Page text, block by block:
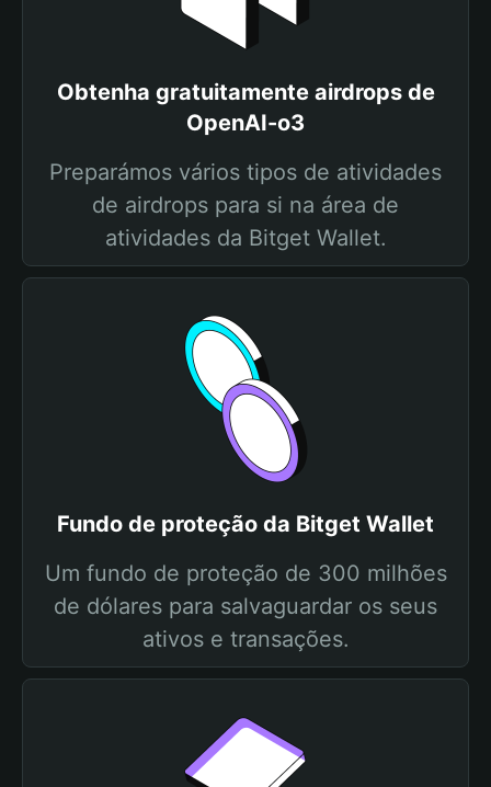
Obtenha gratuitamente airdrops de
OpenAI-o3
Preparámos vários tipos de atividades
de airdrops para si na área de
atividades da Bitget Wallet.
Fundo de proteção da Bitget Wallet
Um fundo de proteção de 300 milhões
de dólares para salvaguardar os seus
ativos e transações.